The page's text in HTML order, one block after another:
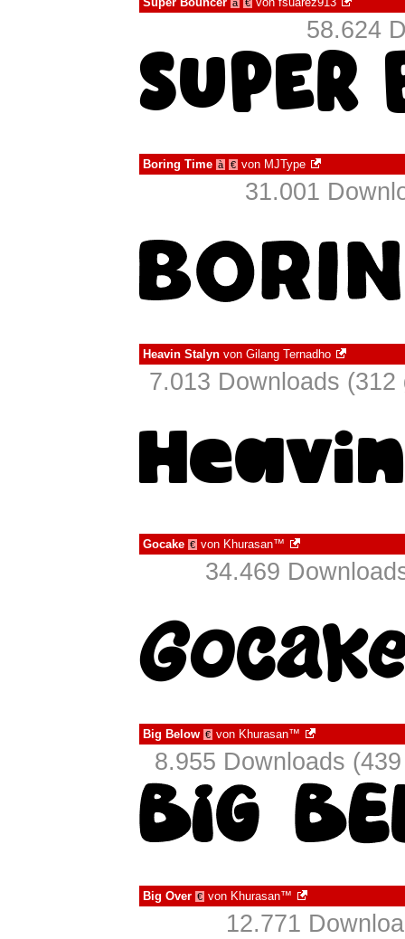
à €
58.624
Boring Time à € von MJType
31.001
Heavin Stalyn von Gilang Ternadho
7.013 Downloads (312
Gocake € von Khurasan™
34.469
Big Below € von Khurasan™
8.955 Downloads
Big Over € von Khurasan™
12.771